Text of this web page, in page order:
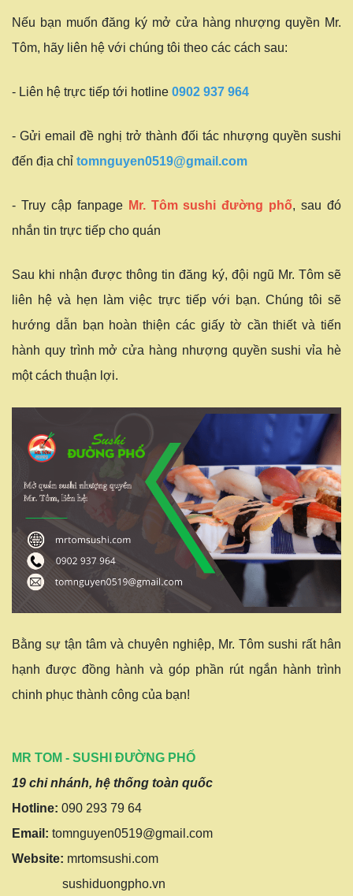
Nếu bạn muốn đăng ký mở cửa hàng nhượng quyền Mr.
Tôm, hãy liên hệ với chúng tôi theo các cách sau:
- Liên hệ trực tiếp tới hotline 0902 937 964
- Gửi email đề nghị trở thành đối tác nhượng quyền sushi
đến địa chỉ tomnguyen0519@gmail.com
- Truy cập fanpage Mr. Tôm sushi đường phố, sau đó
nhắn tin trực tiếp cho quán
Sau khi nhận được thông tin đăng ký, đội ngũ Mr. Tôm sẽ
liên hệ và hẹn làm việc trực tiếp với bạn. Chúng tôi sẽ
hướng dẫn bạn hoàn thiện các giấy tờ cần thiết và tiến
hành quy trình mở cửa hàng nhượng quyền sushi vỉa hè
một cách thuận lợi.
Bằng sự tận tâm và chuyên nghiệp, Mr. Tôm sushi rất hân
hạnh được đồng hành và góp phần rút ngắn hành trình
chinh phục thành công của bạn!
MR TOM - SUSHI ĐƯỜNG PHỐ
19 chi nhánh, hệ thống toàn quốc
Hotline: 090 293 79 64
Email: tomnguyen0519@gmail.com
Website: mrtomsushi.com
sushiduongpho.vn